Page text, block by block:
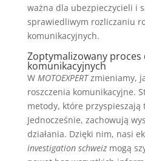
ważna dla ubezpieczycieli i
sprawiedliwym rozliczaniu
komunikacyjnych.
Zoptymalizowany proces
komunikacyjnych
W MOTOEXPERTzmieniamy,
roszczenia komunikacyjne.
metody, które przyspieszają
Jednocześnie, zachowują
działania. Dzięki nim, nasi
investigation schweizmogą